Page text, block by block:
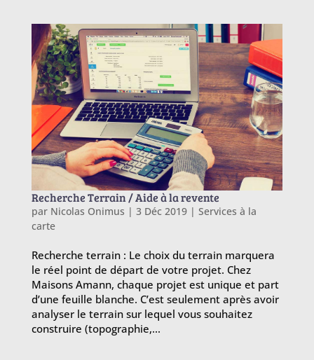
Recherche Terrain / Aide à la revente
par Nicolas Onimus | 3 Déc 2019| Services à la
carte
Recherche terrain : Le choix du terrain marquera
le réel point de départ de votre projet. Chez
Maisons Amann, chaque projet est unique et part
d’une feuille blanche. C’est seulement après avoir
analyser le terrain sur lequel vous souhaitez
construire (topographie,...